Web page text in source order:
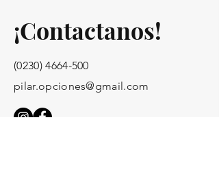
¡Contactanos!
(0230) 4664-500
pilar.opciones@gmail.com